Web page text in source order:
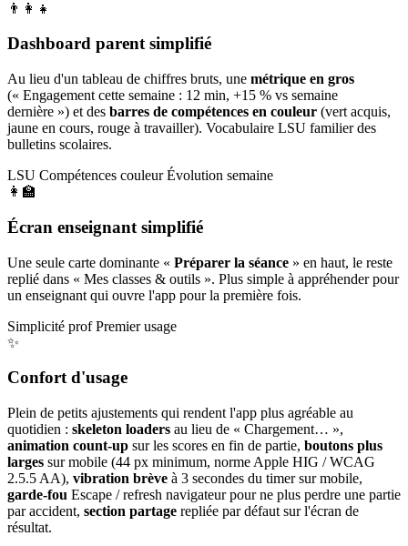
👨‍👩‍👧
Dashboard parent simplifié
Au lieu d'un tableau de chiffres bruts, une métrique en gros
(« Engagement cette semaine : 12 min, +15 % vs semaine
dernière ») et des barres de compétences en couleur (vert acquis,
jaune en cours, rouge à travailler). Vocabulaire LSU familier des
bulletins scolaires.
LSU Compétences couleur Évolution semaine
👩‍🏫
Écran enseignant simplifié
Une seule carte dominante « Préparer la séance » en haut, le reste
replié dans « Mes classes & outils ». Plus simple à appréhender pour
un enseignant qui ouvre l'app pour la première fois.
Simplicité prof Premier usage
✨
Confort d'usage
Plein de petits ajustements qui rendent l'app plus agréable au
quotidien : skeleton loaders au lieu de « Chargement… »,
animation count-up sur les scores en fin de partie, boutons plus
larges sur mobile (44 px minimum, norme Apple HIG / WCAG
2.5.5 AA), vibration brève à 3 secondes du timer sur mobile,
garde-fou Escape / refresh navigateur pour ne plus perdre une partie
par accident, section partage repliée par défaut sur l'écran de
résultat.